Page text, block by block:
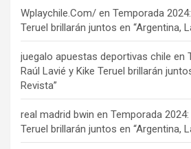
Wplaychile.Com/ en Temporada
Teruel brillarán juntos en “Argentina,
juegalo apuestas deportivas chile en
Raúl Lavié y Kike Teruel brillarán
Revista”
real madrid bwin en Temporada
Teruel brillarán juntos en “Argentina,